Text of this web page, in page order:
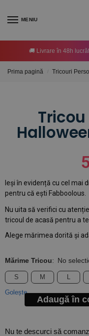
MENIU
🚚 Livrare în 48h
Prima pagină Tricouri
Ieși în evidență cu cel mai
pentru că ești Fabboolous.
Nu uita să verifici cu
tricoul de acasă pentru a
Alege mărimea dorită și
Mărime Tricou: No
S M L
Golește
Adaugă în
Nu te descurci să